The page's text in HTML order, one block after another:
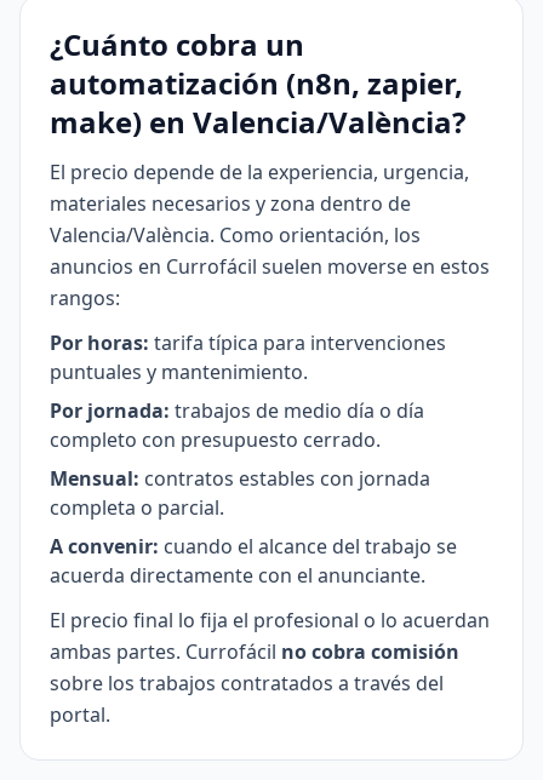
¿Cuánto cobra un
automatización (n8n, zapier,
make) en Valencia/València?
El precio depende de la experiencia, urgencia,
materiales necesarios y zona dentro de
Valencia/València. Como orientación, los
anuncios en Currofácil suelen moverse en estos
rangos:
Por horas: tarifa típica para intervenciones
puntuales y mantenimiento.
Por jornada: trabajos de medio día o día
completo con presupuesto cerrado.
Mensual: contratos estables con jornada
completa o parcial.
A convenir: cuando el alcance del trabajo se
acuerda directamente con el anunciante.
El precio final lo fija el profesional o lo acuerdan
ambas partes. Currofácil no cobra comisión
sobre los trabajos contratados a través del
portal.